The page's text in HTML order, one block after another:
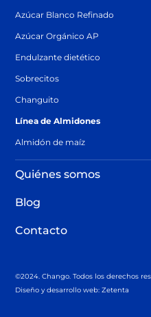
Azúcar Blanco Refinado
Azúcar Orgánico AP
Endulzante dietético
Sobrecitos
Changuito
Línea de Almidones
Almidón de maíz
Quiénes somos
Blog
Contacto
©2024. Chango. Todos los derechos
Diseño y desarrollo web: Zetenta